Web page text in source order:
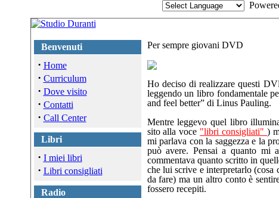
Benvenuti
· Home
· Curriculum
· Dove visito
· Contatti
· Call Center
Libri
· I miei libri
· Libri consigliati
Radio
Per sempre giovani DVD
Ho deciso di realizzare questi
leggendo un libro fondamentale
and feel better” di Linus Pauling.
Mentre leggevo quel libro
sito alla voce "libri consigliati")
mi parlava con la saggezza e la
può avere. Pensai a quanto mi
commentava quanto scritto in
che lui scrive e interpretarlo (cosa
da fare) ma un altro conto è
fossero recepiti.